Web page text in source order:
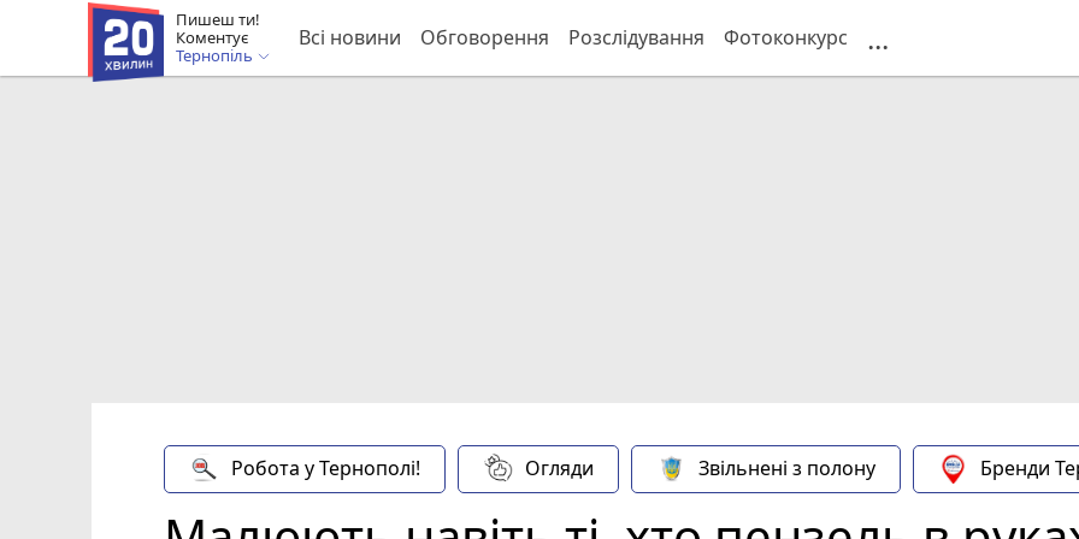
Пишеш ти!
Коментує
Тернопіль
Всі новини Обговорення Розслідування Фотоконкурс ...
Робота у Тернополі! Огляди Звільнені з полону Бренди